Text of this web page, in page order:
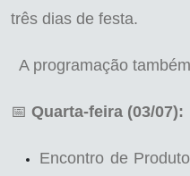
três dias de festa.
A programação
📅 Quarta-feira (03/07):
Encontro de